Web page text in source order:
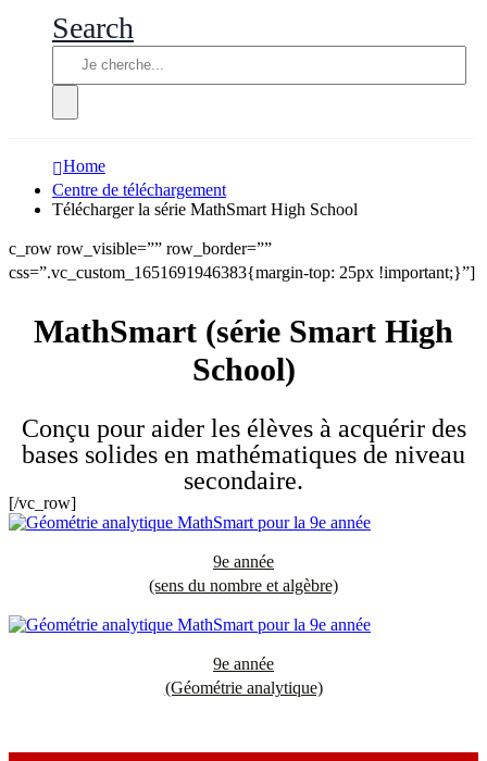
Search
Home
Centre de téléchargement
Télécharger la série MathSmart High School
c_row row_visible=”” row_border=””
css=”.vc_custom_1651691946383{margin-top: 25px !important;}”]
MathSmart (série Smart High
School)
Conçu pour aider les élèves à acquérir des
bases solides en mathématiques de niveau
secondaire.
[/vc_row]
9e année
(sens du nombre et algèbre)
9e année
(Géométrie analytique)